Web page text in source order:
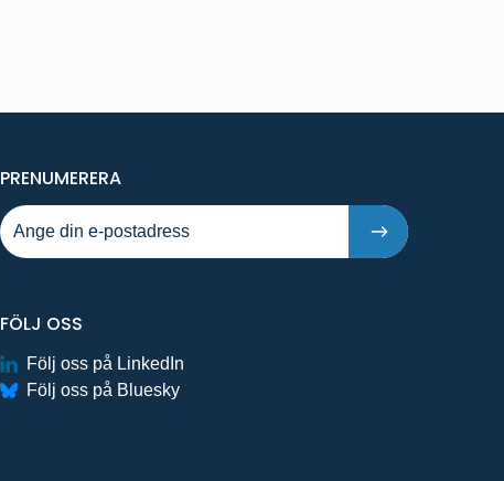
PRENUMERERAPÅ NYA PUBLIKATIONER OCH
FÖLJ OSS
Följ oss på LinkedIn
Följ oss på Bluesky